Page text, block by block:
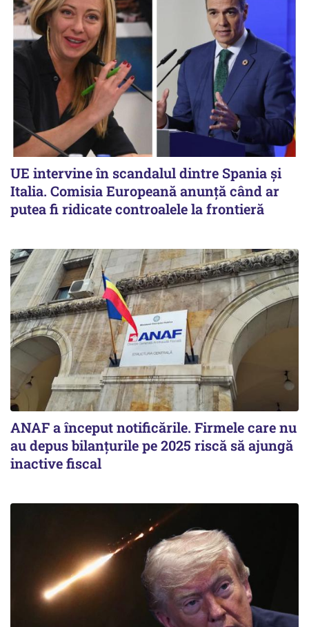
UE intervine în scandalul dintre Spania și
Italia. Comisia Europeană anunță când ar
putea fi ridicate controalele la frontieră
ANAF a început notificările. Firmele care nu
au depus bilanțurile pe 2025 riscă să ajungă
inactive fiscal